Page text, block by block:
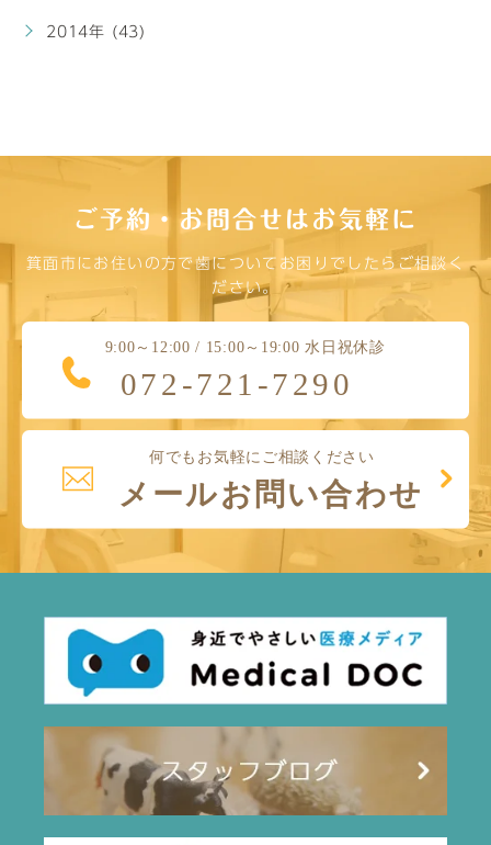
2014年 (43)
ご予約・お問合せはお気軽に
箕面市にお住いの方で歯についてお困りでしたらご相談く
ださい。